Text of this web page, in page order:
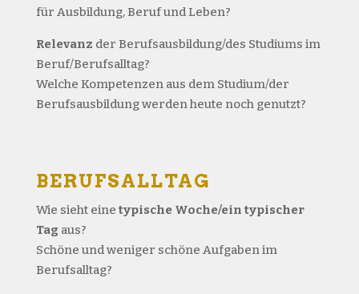
für Ausbildung, Beruf und Leben?
Relevanz der Berufsausbildung/des Studiums im
Beruf/Berufsalltag?
Welche Kompetenzen aus dem Studium/der
Berufsausbildung werden heute noch genutzt?
BERUFSALLTAG
Wie sieht eine typische Woche/ein typischer
Tagaus?
Schöne und weniger schöne Aufgaben im
Berufsalltag?